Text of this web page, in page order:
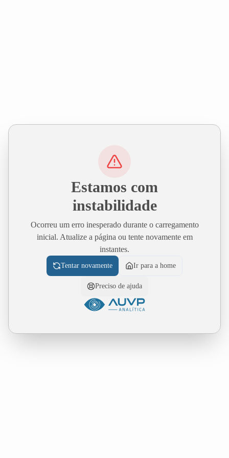
Estamos com
instabilidade
Ocorreu um erro inesperado durante o carregamento
inicial. Atualize a página ou tente novamente em
instantes.
Tentar novamente Ir para a home
Preciso de ajuda